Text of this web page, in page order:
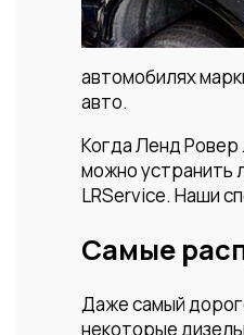
автомобилях
авто.
Когда Ленд Ровер
можно устранить
LRService. Наши
Самые
Даже самый
некоторые